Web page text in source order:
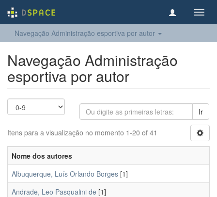
Navegação Administração esportiva por autor
Navegação Administração
esportiva por autor
Ir
Itens para a visualização no momento 1-20 of 41
Nome dos autores
Albuquerque, Luís Orlando Borges [1]
Andrade, Leo Pasqualini de [1]